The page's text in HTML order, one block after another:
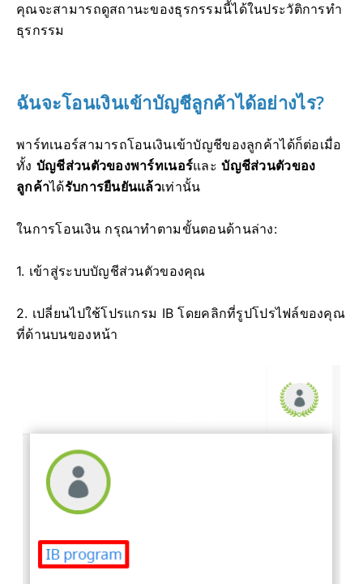
คุณจะสามารถดูสถานะของธุรกรรมนี้ได้ในประวัติการทำ
ธุรกรรม
ฉันจะโอนเงินเข้าบัญชีลูกค้าได้อย่างไร?
พาร์ทเนอร์สามารถโอนเงินเข้าบัญชีของลูกค้าได้ก็ต่อเมื่อ
ทั้ง บัญชีส่วนตัวของพาร์ทเนอร์และบัญชีส่วนตัวของ
ลูกค้าได้รับการยืนยันแล้วเท่านั้น
ในการโอนเงิน กรุณาทำตามขั้นตอนด้านล่าง:
1. เข้าสู่ระบบบัญชีส่วนตัวของคุณ
2. เปลี่ยนไปใช้โปรแกรม IB โดยคลิกที่รูปโปรไฟล์ของคุณ
ที่ด้านบนของหน้า